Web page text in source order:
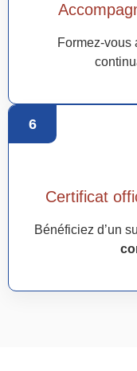
Formez-vous
6
Certificat
Bénéficiez d’un